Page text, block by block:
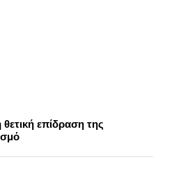
επίδραση της